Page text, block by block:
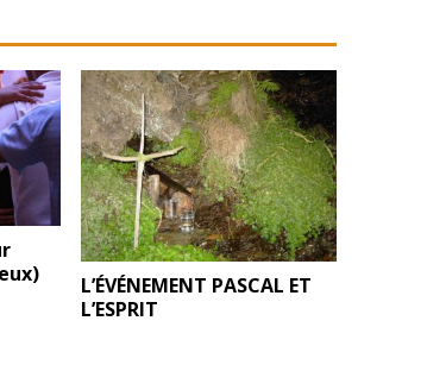
L’ÉVÉNEMENT PASCAL ET
L’ESPRIT